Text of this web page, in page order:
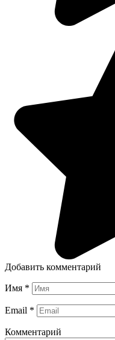
Добавить комментарий
Имя *
Email *
Комментарий